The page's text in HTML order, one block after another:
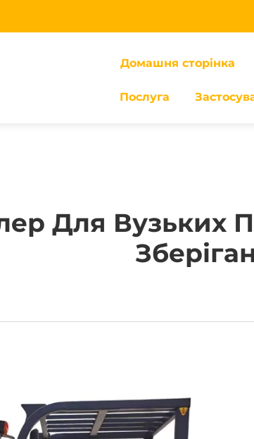
Домашня сторінка
Послуга
Для Вузьких